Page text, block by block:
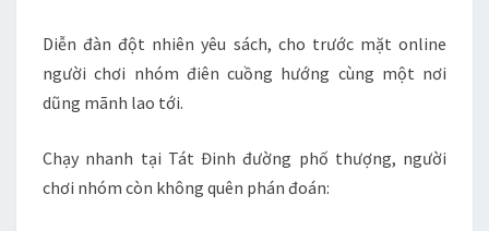
Diễn đàn đột nhiên yêu sách, cho trước mặt online
người chơi nhóm điên cuồng hướng cùng một nơi
dũng mãnh lao tới.
Chạy nhanh tại Tát Đinh đường phố thượng, người
chơi nhóm còn không quên phán đoán: